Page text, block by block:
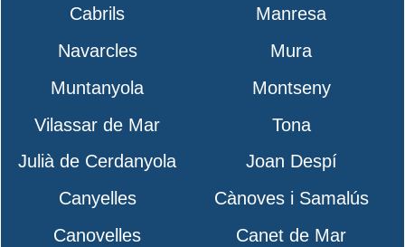
Cabrils
Manresa
Navarcles
Mura
Muntanyola
Montseny
Vilassar de Mar
Tona
Julià de Cerdanyola
Joan Despí
Canyelles
Cànoves i Samalús
Canovelles
Canet de Mar